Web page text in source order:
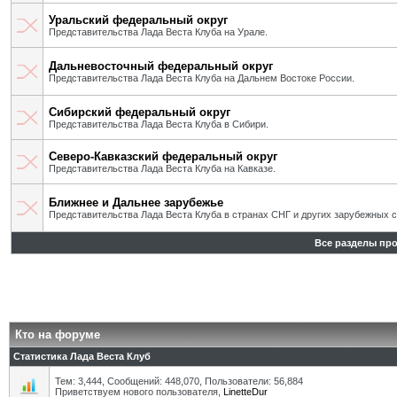
Уральский федеральный округ
Представительства Лада Веста Клуба на Урале.
Дальневосточный федеральный округ
Представительства Лада Веста Клуба на Дальнем Востоке России.
Сибирский федеральный округ
Представительства Лада Веста Клуба в Сибири.
Северо-Кавказский федеральный округ
Представительства Лада Веста Клуба на Кавказе.
Ближнее и Дальнее зарубежье
Представительства Лада Веста Клуба в странах СНГ и других зарубежных
Все разделы
Кто на форуме
Статистика Лада Веста Клуб
Тем: 3,444, Сообщений: 448,070, Пользователи: 56,884
Приветствуем нового пользователя, LinetteDur